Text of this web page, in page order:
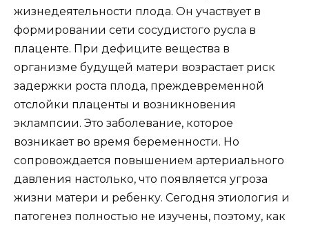
жизнедеятельности плода. Он участвует в
формировании сети сосудистого русла в
плаценте. При дефиците вещества в
организме будущей матери возрастает риск
задержки роста плода, преждевременной
отслойки плаценты и возникновения
эклампсии. Это заболевание, которое
возникает во время беременности. Но
сопровождается повышением артериального
давления настолько, что появляется угроза
жизни матери и ребенку. Сегодня этиология и
патогенез полностью не изучены, поэтому, как